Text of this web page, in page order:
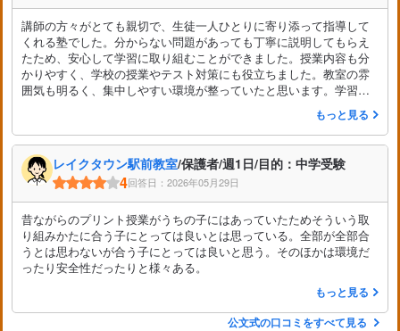
講師の方々がとても親切で、生徒一人ひとりに寄り添って指導して
くれる塾でした。分からない問題があっても丁寧に説明してもらえ
たため、安心して学習に取り組むことができました。授業内容も分
かりやすく、学校の授業やテスト対策にも役立ちました。教室の雰
囲気も明るく、集中しやすい環境が整っていたと思います。学習面
感じています。友人にもおすすめできる塾だと思います。もっと見る
レイクタウン駅前教室/保護者/週1日/目的：中学受験
4回答日：2026年05月29日
昔ながらのプリント授業がうちの子にはあっていたためそういう取
り組みかたに合う子にとっては良いとは思っている。全部が全部合
うとは思わないが合う子にとっては良いと思う。そのほかは環境だ
ったり安全性だったりと様々ある。
もっと見る
公文式の口コミをすべて見る